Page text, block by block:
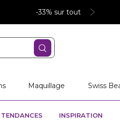
-33% sur tout
Maquillage Swiss
INSPIRATION